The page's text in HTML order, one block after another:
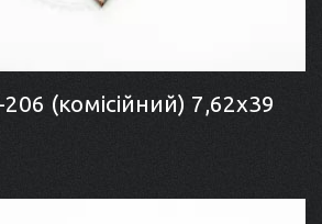
(комісійний) 7,62x39